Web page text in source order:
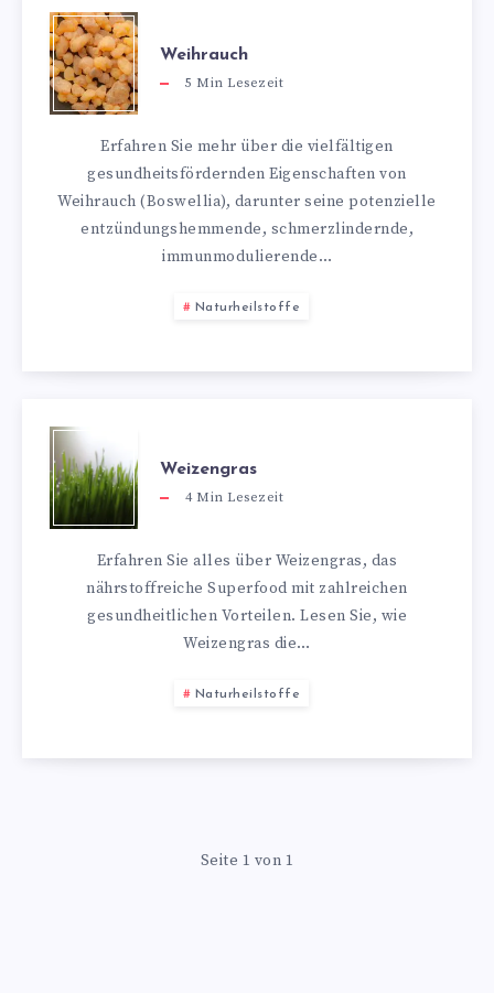
Weihrauch
5 Min Lesezeit
Erfahren Sie mehr über die vielfältigen
gesundheitsfördernden Eigenschaften von
Weihrauch (Boswellia), darunter seine potenzielle
entzündungshemmende, schmerzlindernde,
immunmodulierende…
Naturheilstoffe
Weizengras
4Min Lesezeit
Erfahren Sie alles über Weizengras, das
nährstoffreiche Superfood mit zahlreichen
gesundheitlichen Vorteilen. Lesen Sie, wie
Weizengras die…
Naturheilstoffe
Seite 1 von 1